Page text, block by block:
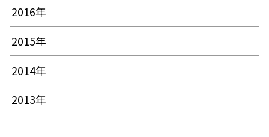
2016年
2015年
2014年
2013年